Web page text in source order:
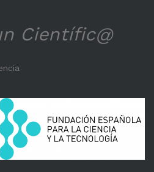
Científic@